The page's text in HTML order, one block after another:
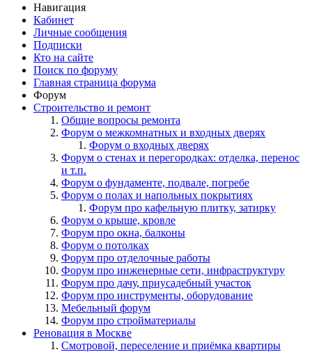
Навигация
Кабинет
Личные сообщения
Подписки
Кто на сайте
Поиск по форуму
Главная страница форума
Форум
Строительство и ремонт
Общие вопросы ремонта
Форум о межкомнатных и входных дверях
Форум о входных дверях
Форум о стенах и перегородках: отделка, перенос
и т.п.
Форум о фундаменте, подвале, погребе
Форум о полах и напольных покрытиях
Форум про кафельную плитку, затирку
Форум о крыше, кровле
Форум про окна, балконы
Форум о потолках
Форум про отделочные работы
Форум про инженерные сети, инфраструктуру
Форум про дачу, приусадебный участок
Форум про инструменты, оборудование
Мебельный форум
Форум про стройматериалы
Реновация в Москве
Смотровой, переселение и приёмка квартиры